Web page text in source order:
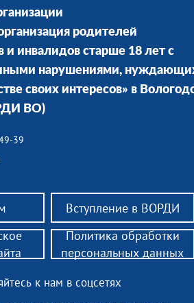
родителей
и инвалидов старше 18 лет с
нарушениями,
своих интересов» в
ВО)
39
Вступление в ВОРДИ
к нам в соцсетях
Политика обработки
персональных данных